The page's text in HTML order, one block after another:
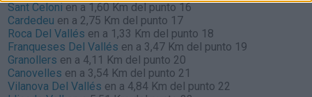
Sant Celonien a 1,60 Km del punto 16
Cardedeu en a 2,75 Km del punto 17
Roca Del Vallés en a 1,33 Km del punto 18
Franqueses Del Vallés en a 3,47 Km del punto 19
Granollers en a 4,11 Km del punto 20
Canovelles en a 3,54 Km del punto 21
Vilanova Del Vallés en a 4,84 Km del punto 22